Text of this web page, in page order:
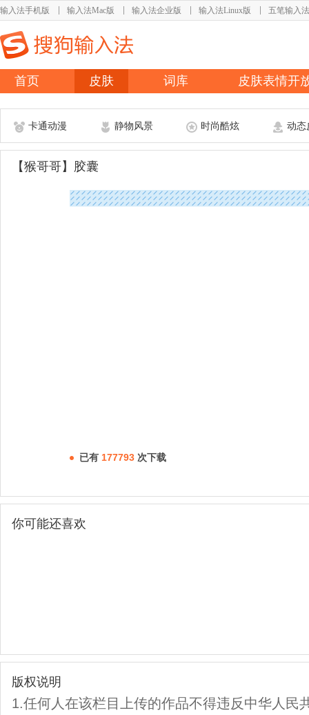
输入法手机版 输入法Mac版 输入法企业版 输入法Linux版 五笔输入法
首页 皮肤 词库 皮肤表情开
卡通动漫 静物风景 时尚酷炫 动态
【猴哥哥】胶囊
已有 177793 次下载
你可能还喜欢
版权说明
1.任何人在该栏目上传的作品不得违反中华人民